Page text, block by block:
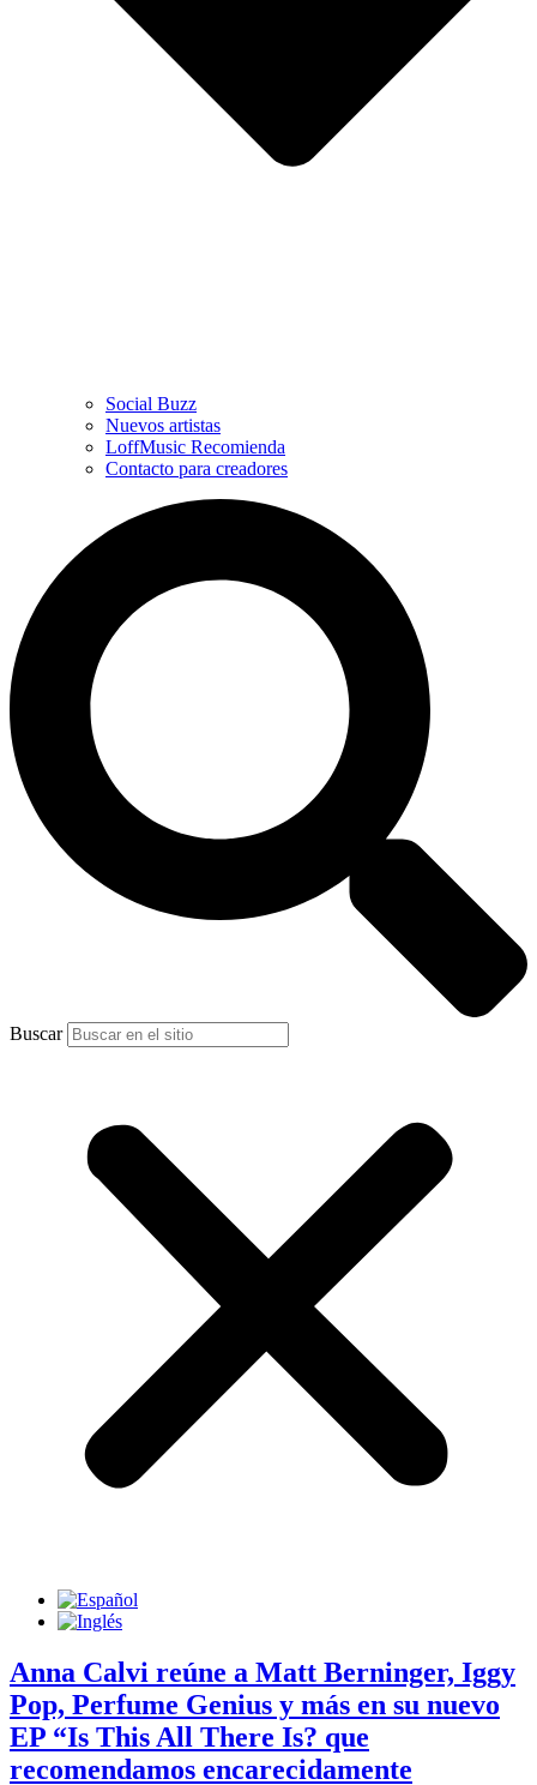
Social Buzz
Nuevos artistas
LoffMusic Recomienda
Contacto para creadores
Buscar
Anna Calvi reúne a Matt Berninger, Iggy
Pop, Perfume Genius y más en su nuevo
EP “Is This All There Is? que
recomendamos encarecidamente